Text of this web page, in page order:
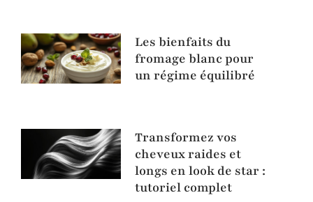
Les bienfaits du
fromage blanc pour
un régime équilibré
Transformez vos
cheveux raides et
longs en look de star :
tutoriel complet